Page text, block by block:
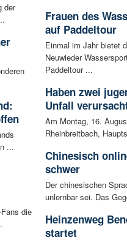
der
...
die
Frauen des
auf Paddeltour
Einmal im Jahr bietet
Neuwieder
Paddeltour ...
Haben zwei
Unfall
Am Montag, 16.
Rheinbreitbach,
Chinesisch
schwer
Der chinesischen
unlernbar sei. Das
Heinzenweg
startet